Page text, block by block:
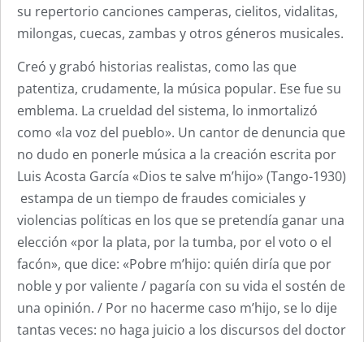
su repertorio canciones camperas, cielitos, vidalitas,
milongas, cuecas, zambas y otros géneros musicales.
Creó y grabó historias realistas, como las que
patentiza, crudamente, la música popular. Ese fue su
emblema. La crueldad del sistema, lo inmortalizó
como «la voz del pueblo». Un cantor de denuncia que
no dudo en ponerle música a la creación escrita por
Luis Acosta García «Dios te salve m’hijo» (Tango-1930)
estampa de un tiempo de fraudes comiciales y
violencias políticas en los que se pretendía ganar una
elección «por la plata, por la tumba, por el voto o el
facón», que dice: «Pobre m’hijo: quién diría que por
noble y por valiente / pagaría con su vida el sostén de
una opinión. / Por no hacerme caso m’hijo, se lo dije
tantas veces: no haga juicio a los discursos del doctor